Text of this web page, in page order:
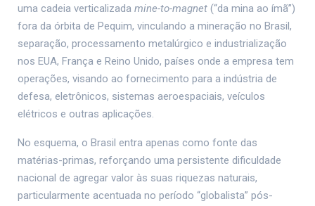
uma cadeia verticalizada mine-to-magnet (“da mina ao ímã”)
fora da órbita de Pequim, vinculando a mineração no Brasil,
separação, processamento metalúrgico e industrialização
nos EUA, França e Reino Unido, países onde a empresa tem
operações, visando ao fornecimento para a indústria de
defesa, eletrônicos, sistemas aeroespaciais, veículos
elétricos e outras aplicações.
No esquema, o Brasil entra apenas como fonte das
matérias-primas, reforçando uma persistente dificuldade
nacional de agregar valor às suas riquezas naturais,
particularmente acentuada no período “globalista” pós-